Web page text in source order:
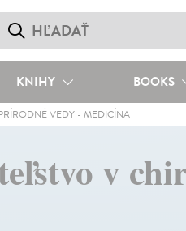
KNIHY BOOKS
VEDY -MEDICÍNA
v